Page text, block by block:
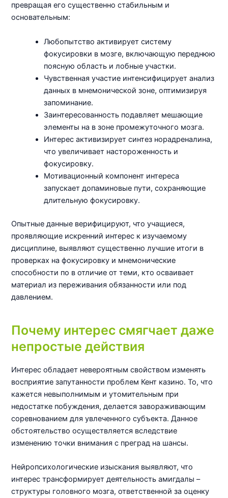
превращая его существенно стабильным и
основательным:
Любопытство активирует систему
фокусировки в мозге, включающую переднюю
поясную область и лобные участки.
Чувственная участие интенсифицирует анализ
данных в мнемонической зоне, оптимизируя
запоминание.
Заинтересованность подавляет мешающие
элементы на в зоне промежуточного мозга.
Интерес активизирует синтез норадреналина,
что увеличивает настороженность и
фокусировку.
Мотивационный компонент интереса
запускает допаминовые пути, сохраняющие
длительную фокусировку.
Опытные данные верифицируют, что учащиеся,
проявляющие искренний интерес к изучаемому
дисциплине, выявляют существенно лучшие итоги в
проверках на фокусировку и мнемонические
способности по в отличие от теми, кто осваивает
материал из переживания обязанности или под
давлением.
Почему интерес смягчает даже
непростые действия
Интерес обладает невероятным свойством изменять
восприятие запутанности проблем Кент казино. То, что
кажется невыполнимым и утомительным при
недостатке побуждения, делается завораживающим
соревнованием для увлеченного субъекта. Данное
обстоятельство осуществляется вследствие
изменению точки внимания с преград на шансы.
Нейропсихологические изыскания выявляют, что
интерес трансформирует деятельность амигдалы –
структуры головного мозга, ответственной за оценку